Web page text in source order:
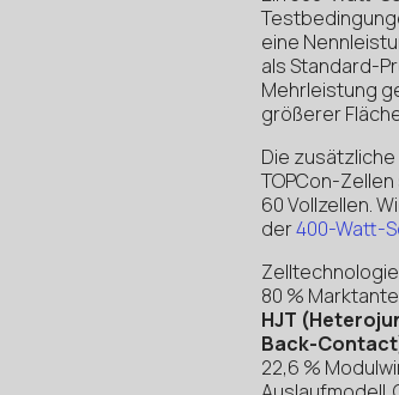
eine
als Standard-
Mehrleistung
größerer
Die
TOPCon-
60 Vollzellen.
der400-Watt-
80 %
HJT
Back-
22,6 %